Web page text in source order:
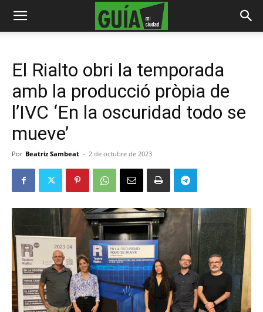
El Rialto obri la temporada
amb la producció pròpia de
l’IVC ‘En la oscuridad todo se
mueve’
Por Beatriz Sambeat - 2 de octubre de 2023